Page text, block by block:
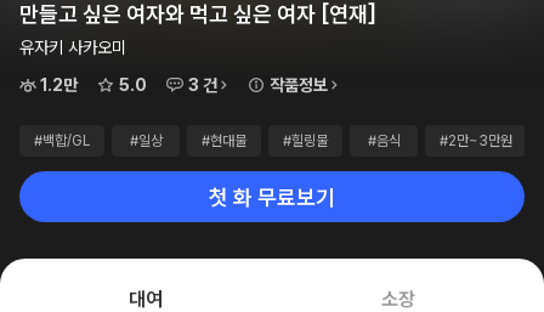
만들고 싶은 여자와 먹고 싶은 여자 [연재]
유자키 사카오미
1.2만
5.0 3 건 작품정보
#백합/GL #일상 #현대물 #힐링물 #음식 #2만~3만원
첫 화 무료보기
대여 소장